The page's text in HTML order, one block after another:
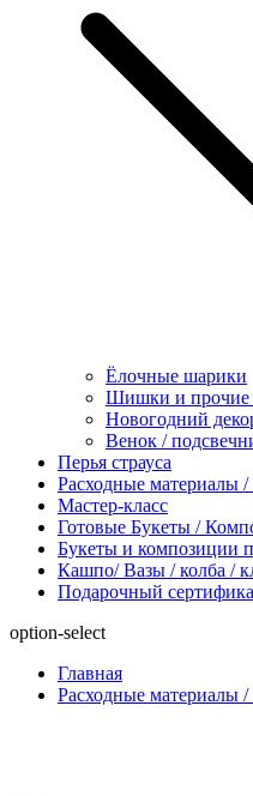
Ёлочные шарики
Шишки и прочие
Новогодний
Венок /
Перья страуса
Расходные материалы
Мастер-класс
Готовые Букеты /
Букеты и композиции
Кашпо/ Вазы / колба /
Подарочный
option-select
Главная
Расходные материалы